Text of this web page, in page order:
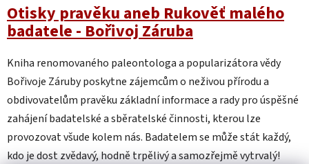
Otisky pravěku aneb Rukověť malého
badatele - Bořivoj Záruba
Kniha renomovaného paleontologa a popularizátora vědy
Bořivoje Záruby poskytne zájemcům o neživou přírodu a
obdivovatelům pravěku základní informace a rady pro úspěšné
zahájení badatelské a sběratelské činnosti, kterou lze
provozovat všude kolem nás. Badatelem se může stát každý,
kdo je dost zvědavý, hodně trpělivý a samozřejmě vytrvalý!